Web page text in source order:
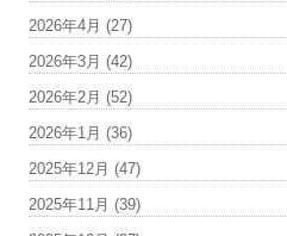
2026年4月 (27)
2026年3月 (42)
2026年2月 (52)
2026年1月 (36)
2025年12月 (47)
2025年11月 (39)